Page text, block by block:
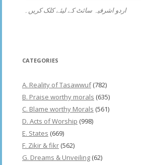
اردو اشرفیہ سائٹ کے لیئے کلک کریں۔
CATEGORIES
A. Reality of Tasawwuf(782)
B. Praise worthy morals (635)
C. Blame worthy Morals (561)
D. Acts of Worship (998)
E. States (669)
F. Zikir & fikr (562)
G. Dreams & Unveiling (62)